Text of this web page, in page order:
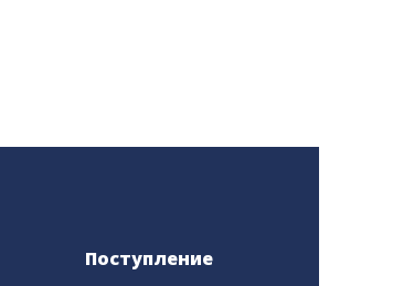
Поступление